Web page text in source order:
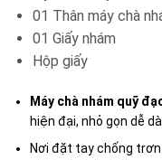
01 Thân máy chà
01 Giấy nhám
Hộp giấy
Máy chà nhám quỹ
hiện đại, nhỏ gọn dễ
Nơi đặt tay chống